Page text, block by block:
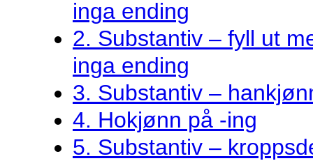
inga ending
2. Substantiv – fyll ut
inga ending
3. Substantiv –
4. Hokjønn på -ing
5. Substantiv –